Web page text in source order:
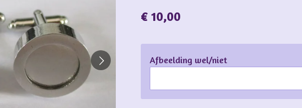
€ 10,00
Afbeelding wel/niet